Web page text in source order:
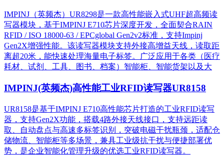
IMPINJ（英频杰）UR8298是一款高性能嵌入式UHF超高频读
写器模块，基于IMPINJ E710芯片深度开发，全面契合RAIN
RFID / ISO 18000-63 / EPCglobal Gen2v2标准，支持Impinj
Gen2X增强性能。该读写器模块支持外接高增益天线，读取距
离超20米，能快速处理海量电子标签。广泛应用于各类（医疗
耗材、试剂、工具、图书、档案）智能柜、智能货架以及大
IMPINJ(英频杰)高性能工业RFID读写器UR8158
UR8158是基于IMPINJ E710高性能芯片打造的工业RFID读写
器，支持Gen2X功能，搭载4路外接天线接口，支持远距读
取、自动盘点与高速多标签识别，突破电磁干扰瓶颈，适配仓
储物流、智能柜等多场景，兼具工业级抗干扰与便捷部署优
势，是企业智能化管理升级的优选工业RFID读写器。